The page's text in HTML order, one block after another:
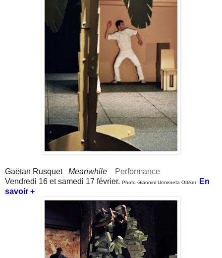
Gaëtan Rusquet Meanwhile
Performance
Vendredi 16 et samedi 17 février. Photo Giannini Urmeneta Ottiker
En
savoir +